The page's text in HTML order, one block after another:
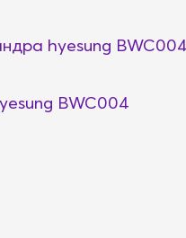
hyesung
BWC004